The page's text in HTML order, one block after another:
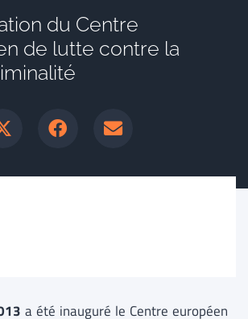
du Centre
de lutte contre la
a été inauguré le Centre européen